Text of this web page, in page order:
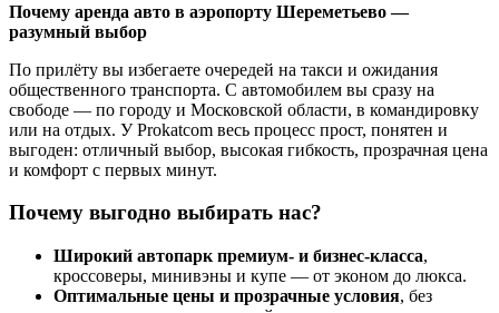
Почему аренда авто в аэропорту Шереметьево —
разумный выбор
По прилёту вы избегаете очередей на такси и ожидания
общественного транспорта. С автомобилем вы сразу на
свободе — по городу и Московской области, в командировку
или на отдых. У Prokatcom весь процесс прост, понятен и
выгоден: отличный выбор, высокая гибкость, прозрачная цена
и комфорт с первых минут.
Почему выгодно выбирать нас?
Широкий автопарк премиум- и бизнес-класса,
кроссоверы, минивэны и купе — от эконом до люкса.
Оптимальные цены и прозрачные условия, без